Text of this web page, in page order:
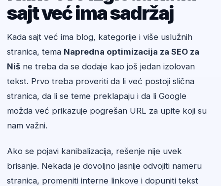
sajt već ima sadržaj
Kada sajt već ima blog, kategorije i više uslužnih
stranica, tema Napredna optimizacija za SEO za
Niš ne treba da se dodaje kao još jedan izolovan
tekst. Prvo treba proveriti da li već postoji slična
stranica, da li se teme preklapaju i da li Google
možda već prikazuje pogrešan URL za upite koji su
nam važni.
Ako se pojavi kanibalizacija, rešenje nije uvek
brisanje. Nekada je dovoljno jasnije odvojiti nameru
stranica, promeniti interne linkove i dopuniti tekst